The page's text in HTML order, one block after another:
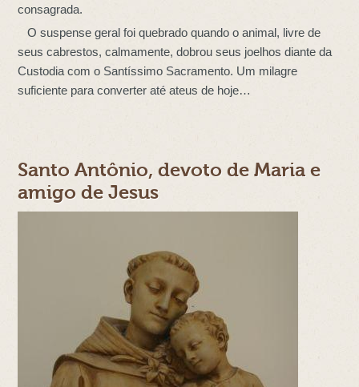
consagrada.
O suspense geral foi quebrado quando o animal, livre de
seus cabrestos, calmamente, dobrou seus joelhos diante da
Custodia com o Santíssimo Sacramento. Um milagre
suficiente para converter até ateus de hoje…
Santo Antônio, devoto de Maria e
amigo de Jesus